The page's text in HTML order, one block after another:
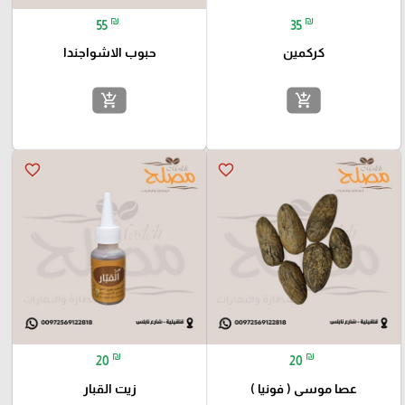
35 ₪
كركمين
add_shopping_cart
55 ₪
حبوب الاشواجندا
add_shopping_cart
favorite_border
20 ₪
عصا موسى ( فونيا )
favorite_border
20 ₪
زيت القبار